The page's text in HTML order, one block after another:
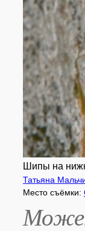
Шипы на
Татьяна
Место съёмки: